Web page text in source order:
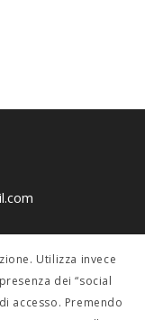
Utilizza invece
dei “social
accesso. Premendo